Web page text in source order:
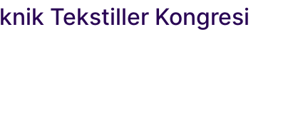
Tekstiller Kongresi